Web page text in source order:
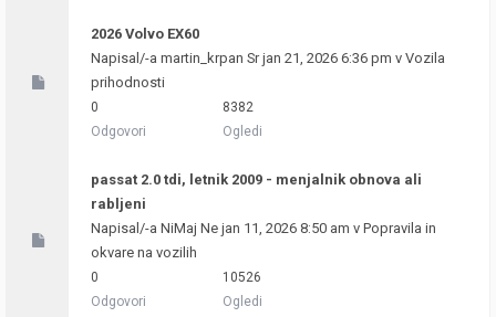
2026 Volvo EX60
Napisal/-a martin_krpan Sr jan 21, 2026 6:36 pm v Vozila
prihodnosti
0
Odgovori
8382
Ogledi
passat 2.0 tdi, letnik 2009 - menjalnik obnova ali
rabljeni
Napisal/-a NiMaj Ne jan 11, 2026 8:50 am v Popravila in
okvare na vozilih
0
Odgovori
10526
Ogledi